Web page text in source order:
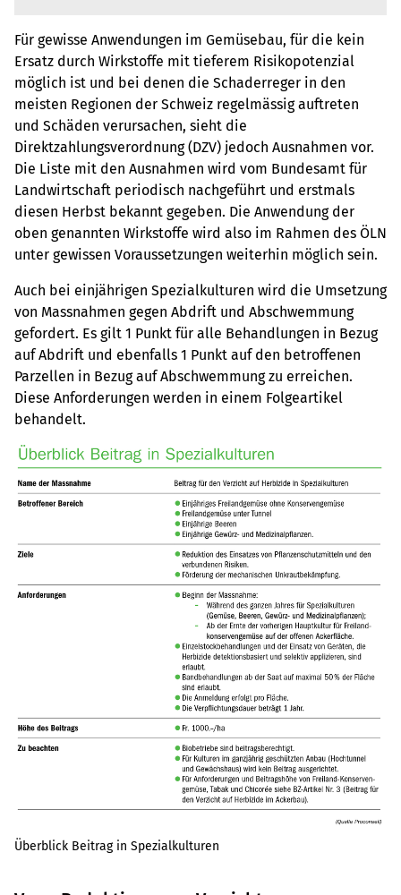
Für gewisse Anwendungen im Gemüsebau, für die kein
Ersatz durch Wirkstoffe mit tieferem Risikopotenzial
möglich ist und bei denen die Schaderreger in den
meisten Regionen der Schweiz regelmässig auftreten
und Schäden verursachen, sieht die
Direktzahlungsverordnung (DZV) jedoch Ausnahmen vor.
Die Liste mit den Ausnahmen wird vom Bundesamt für
Landwirtschaft periodisch nachgeführt und erstmals
diesen Herbst bekannt gegeben. Die Anwendung der
oben genannten Wirkstoffe wird also im Rahmen des ÖLN
unter gewissen Voraussetzungen weiterhin möglich sein.
Auch bei einjährigen Spezialkulturen wird die Umsetzung
von Massnahmen gegen Abdrift und Abschwemmung
gefordert. Es gilt 1 Punkt für alle Behandlungen in Bezug
auf Abdrift und ebenfalls 1 Punkt auf den betroffenen
Parzellen in Bezug auf Abschwemmung zu erreichen.
Diese Anforderungen werden in einem Folgeartikel
behandelt.
Überblick Beitrag in Spezialkulturen